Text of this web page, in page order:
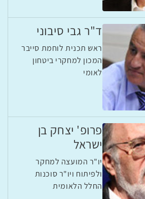
ד"ר גבי סיבוני
ראש תכנית לוחמת סייבר
המכון למחקרי ביטחון
לאומי
פרופ' יצחק בן
ישראל
יו"ר המועצה למחקר
ולפיתוח ויו"ר סוכנות
החלל הלאומית